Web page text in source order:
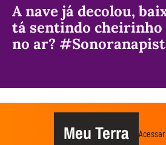
A nave já decolou,
tá sentindo cheirinho
no ar?
Meu Terra